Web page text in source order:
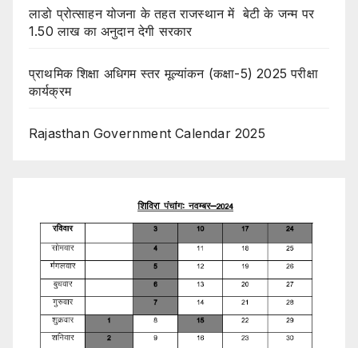
लाडो प्रोत्साहन योजना के तहत राजस्थान में बेटी के जन्म पर
1.50 लाख का अनुदान देगी सरकार
प्राथमिक शिक्षा अधिगम स्तर मूल्यांकन (कक्षा-5) 2025 परीक्षा
कार्यक्रम
Rajasthan Government Calendar 2025